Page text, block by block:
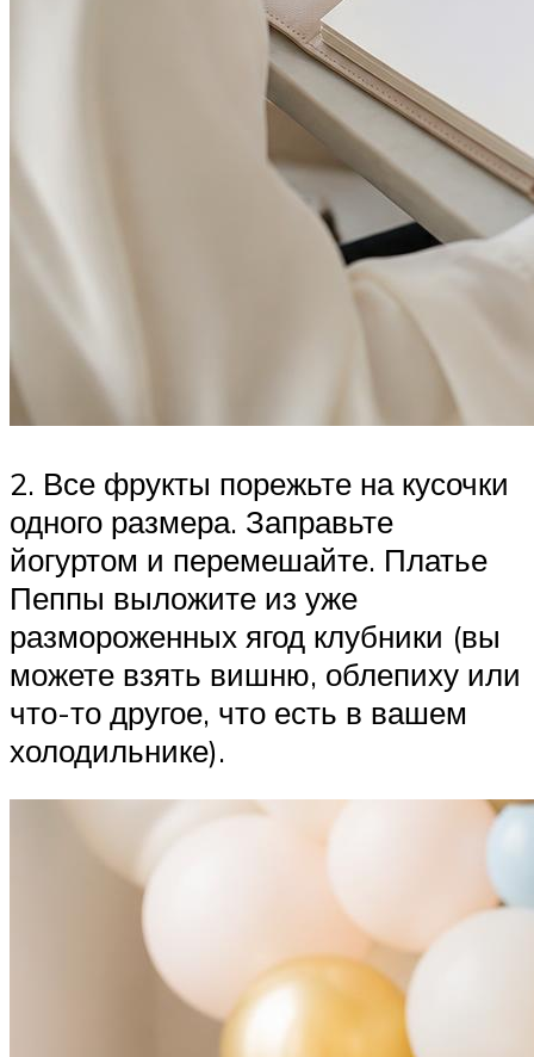
2. Все фрукты порежьте на кусочки
одного размера. Заправьте
йогуртом и перемешайте. Платье
Пеппы выложите из уже
размороженных ягод клубники (вы
можете взять вишню, облепиху или
что-то другое, что есть в вашем
холодильнике).